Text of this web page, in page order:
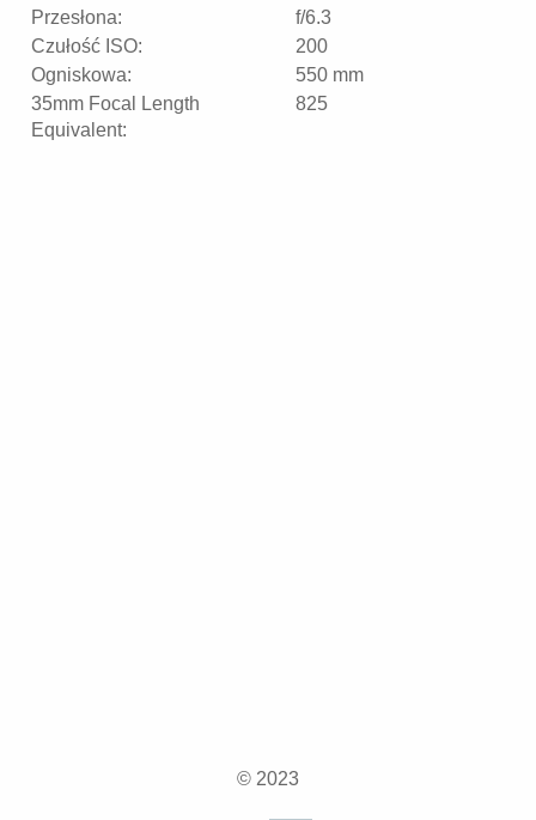
Przesłona:
f/6.3
Czułość ISO:
200
Ogniskowa:
550 mm
35mm Focal Length
Equivalent:
825
© 2023